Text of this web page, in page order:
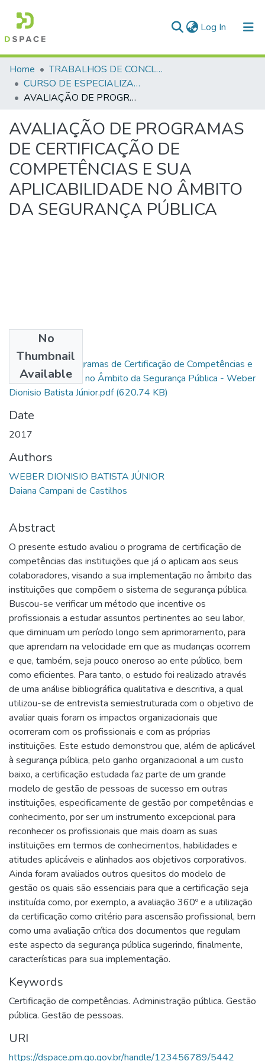
Log In (current)
Communities & Collections
All of DSpace
Home
TRABALHOS DE CONCLUSÃO DE CURSO - CEGESP (CURSO DE ESPECIALIZAÇÃO EM GERENCIAMENTO EM SEGURANÇA PÚBLICA)
CURSO DE ESPECIALIZAÇÃO EM GERENCIAMENTO EM SEGURANÇA PÚBLICA - CEGESP - 2017
AVALIAÇÃO DE PROGRAMAS DE CERTIFICAÇÃO DE COMPETÊNCIAS E SUA APLICABILIDADE NO ÂMBITO DA SEGURANÇA PÚBLICA
AVALIAÇÃO DE PROGRAMAS
DE CERTIFICAÇÃO DE
COMPETÊNCIAS E SUA
APLICABILIDADE NO ÂMBITO
DA SEGURANÇA PÚBLICA
No
Thumbnail
Available
Avaliação de Programas de Certificação de Competências e
sua Aplicabilidade no Âmbito da Segurança Pública - Weber
Dionisio Batista Júnior.pdf(620.74 KB)
Date
2017
Authors
WEBER DIONISIO BATISTA JÚNIOR
Daiana Campani de Castilhos
Abstract
O presente estudo avaliou o programa de certificação de
competências das instituições que já o aplicam aos seus
colaboradores, visando a sua implementação no âmbito das
instituições que compõem o sistema de segurança pública.
Buscou-se verificar um método que incentive os
profissionais a estudar assuntos pertinentes ao seu labor,
que diminuam um período longo sem aprimoramento, para
que aprendam na velocidade em que as mudanças ocorrem
e que, também, seja pouco oneroso ao ente público, bem
como eficientes. Para tanto, o estudo foi realizado através
de uma análise bibliográfica qualitativa e descritiva, a qual
utilizou-se de entrevista semiestruturada com o objetivo de
avaliar quais foram os impactos organizacionais que
ocorreram com os profissionais e com as próprias
instituições. Este estudo demonstrou que, além de aplicável
à segurança pública, pelo ganho organizacional a um custo
baixo, a certificação estudada faz parte de um grande
modelo de gestão de pessoas de sucesso em outras
instituições, especificamente de gestão por competências e
conhecimento, por ser um instrumento excepcional para
reconhecer os profissionais que mais doam as suas
instituições em termos de conhecimentos, habilidades e
atitudes aplicáveis e alinhados aos objetivos corporativos.
Ainda foram avaliados outros quesitos do modelo de
gestão os quais são essenciais para que a certificação seja
instituída como, por exemplo, a avaliação 360º e a utilização
da certificação como critério para ascensão profissional, bem
como uma avaliação crítica dos documentos que regulam
este aspecto da segurança pública sugerindo, finalmente,
características para sua implementação.
Keywords
Certificação de competências. Administração pública. Gestão
pública. Gestão de pessoas.
URI
https://dspace.pm.go.gov.br/handle/123456789/5442